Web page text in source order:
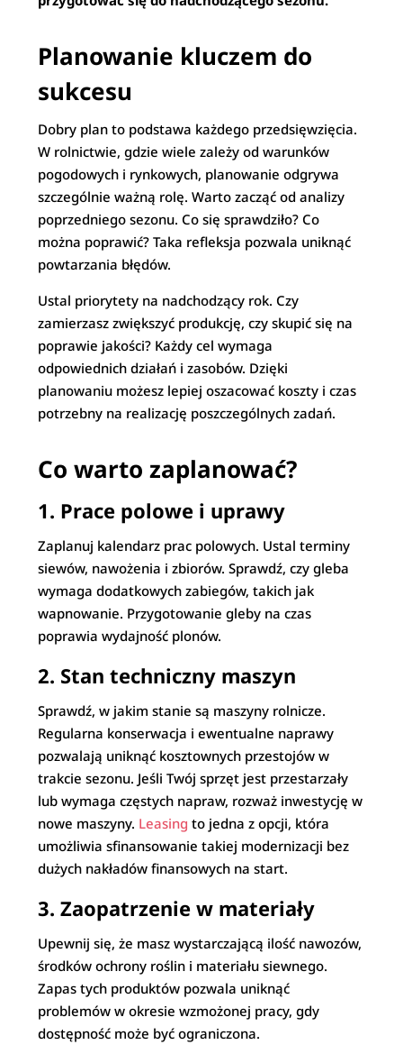
Planowanie kluczem do
sukcesu
Dobry plan to podstawa każdego przedsięwzięcia.
W rolnictwie, gdzie wiele zależy od warunków
pogodowych i rynkowych, planowanie odgrywa
szczególnie ważną rolę. Warto zacząć od analizy
poprzedniego sezonu. Co się sprawdziło? Co
można poprawić? Taka refleksja pozwala uniknąć
powtarzania błędów.
Ustal priorytety na nadchodzący rok. Czy
zamierzasz zwiększyć produkcję, czy skupić się na
poprawie jakości? Każdy cel wymaga
odpowiednich działań i zasobów. Dzięki
planowaniu możesz lepiej oszacować koszty i czas
potrzebny na realizację poszczególnych zadań.
Co warto zaplanować?
1. Prace polowe i uprawy
Zaplanuj kalendarz prac polowych. Ustal terminy
siewów, nawożenia i zbiorów. Sprawdź, czy gleba
wymaga dodatkowych zabiegów, takich jak
wapnowanie. Przygotowanie gleby na czas
poprawia wydajność plonów.
2. Stan techniczny maszyn
Sprawdź, w jakim stanie są maszyny rolnicze.
Regularna konserwacja i ewentualne naprawy
pozwalają uniknąć kosztownych przestojów w
trakcie sezonu. Jeśli Twój sprzęt jest przestarzały
lub wymaga częstych napraw, rozważ inwestycję w
nowe maszyny. Leasing to jedna z opcji, która
umożliwia sfinansowanie takiej modernizacji bez
dużych nakładów finansowych na start.
3. Zaopatrzenie w materiały
Upewnij się, że masz wystarczającą ilość nawozów,
środków ochrony roślin i materiału siewnego.
Zapas tych produktów pozwala uniknąć
problemów w okresie wzmożonej pracy, gdy
dostępność może być ograniczona.